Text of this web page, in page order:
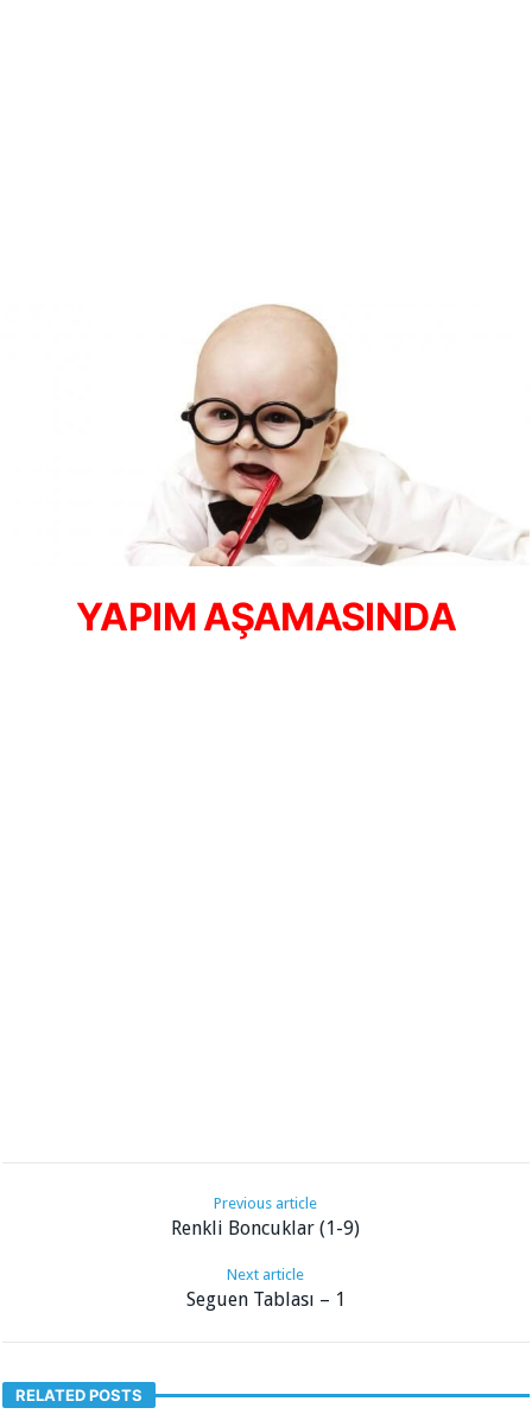
YAPIM AŞAMASINDA
Previous article
Renkli Boncuklar (1-9)
Next article
Seguen Tablası – 1
RELATED POSTS